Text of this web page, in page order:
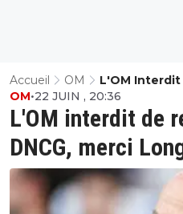
Accueil OM
L'OM Interdit
Merci Longoria
L'OM interdit de
DNCG, merci
OM•22 JUIN , 20:36